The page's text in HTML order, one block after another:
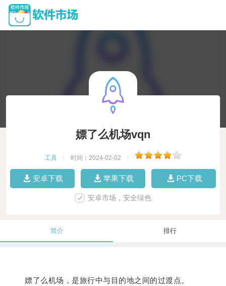
嫖了么机场vqn
工具 时间：2024-02-02
安卓下载 苹果下载 PC下载
安卓市场，安全绿色
简介 排行
嫖了么机场，是旅行中与目的地之间的过渡点。